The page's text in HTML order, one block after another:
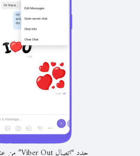
حدد “اتصال Viber Out” من عنوان المحادثة